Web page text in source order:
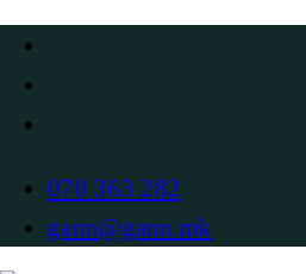
070 363 282
gann@gann.mk